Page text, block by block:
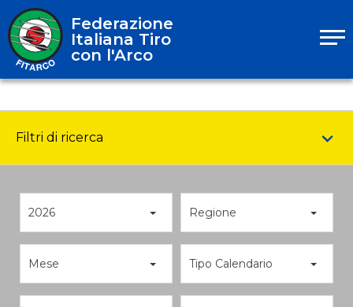
Federazione
Italiana Tiro
con l'Arco
Filtri di ricerca
2026 Regione
Mese Tipo Calendario